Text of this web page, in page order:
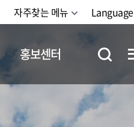
자주찾는 메뉴 Language
홍보센터